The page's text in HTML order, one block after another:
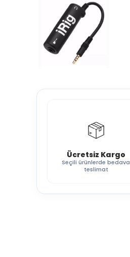
Ücretsiz Kargo
Seçili ürünlerde bedava
teslimat